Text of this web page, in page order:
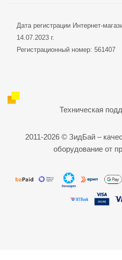
Дата регистрации Интернет-
14.07.2023 г.
Регистрационный номер: 561407
Техническая
2011-2026 © ЗидБай –
оборудование от